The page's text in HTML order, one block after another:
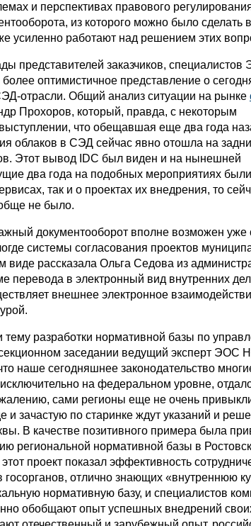
и перспективах правового
из которого можно было сделать
усиленно работают над решением этих
представителей заказчиков, специалистов
оптимистичное представление о
отрасли. Общий анализ ситуации на рынке
Прохоров, который, правда, с некоторым
что обещавшая еще два года
облаков в СЭД сейчас явно отошла на
Этот вывод IDC был виден и на нынешней
два года на подобных мероприятиях были
так и о проектах их внедрения, то
не было.
документооборот вполне возможен уже
системы согласования проектов
виде рассказала Ольга Седова из
перевода в электронный вид внутренних
внешнее электронное
тему разработки нормативной базы по
заседании ведущий эксперт ЭОС
наше сегодняшнее законодательство
на федеральном уровне,
сами регионы еще не очень
и зачастую по старинке ждут указаний и
В качестве позитивного примера была
региональной нормативной базы в
проект показал эффективность
отлично знающих «внутреннюю
нормативную базу, и специалистов
обобщают опыт успешных внедрений